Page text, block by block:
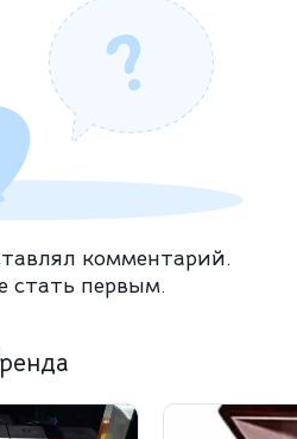
комментарий.
стать первым.